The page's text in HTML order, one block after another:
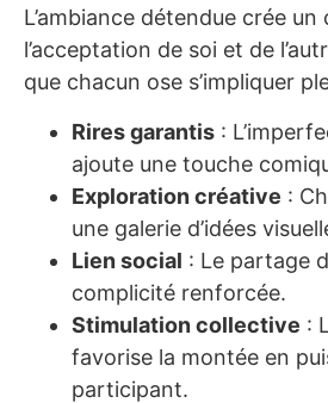
L’ambiance détendue crée
l’acceptation de soi et de
que chacun ose s’impliquer
Rires garantis :
ajoute une touche
Exploration créative :
une galerie d’idées
Lien social : Le partage
complicité renforcée.
Stimulation collective :
favorise la montée en
participant.